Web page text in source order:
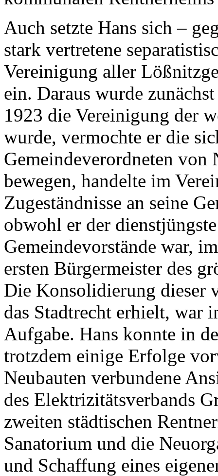
Auch setzte Hans sich –
stark vertretene
Vereinigung aller
ein. Daraus wurde
1923 die Vereinigung der
wurde, vermochte er die
Gemeindeverordneten
bewegen, handelte im
Zugeständnisse an seine
obwohl er der
Gemeindevorstände war,
ersten Bürgermeister des
Die Konsolidierung dieser
das Stadtrecht erhielt, war
Aufgabe. Hans konnte in
trotzdem einige Erfolge
Neubauten verbundene
des Elektrizitätsverbands
zweiten städtischen
Sanatorium und die
und Schaffung eines